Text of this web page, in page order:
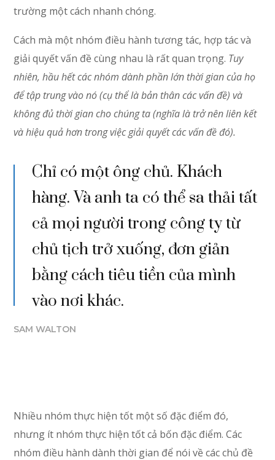
trường một cách nhanh chóng.
Cách mà một nhóm điều hành tương tác, hợp tác và
giải quyết vấn đề cùng nhau là rất quan trọng. Tuy
nhiên, hầu hết các nhóm dành phần lớn thời gian của họ
để tập trung vào nó (cụ thể là bản thân các vấn đề) và
không đủ thời gian cho chúng ta (nghĩa là trở nên liên kết
và hiệu quả hơn trong việc giải quyết các vấn đề đó).
Chỉ có một ông chủ. Khách
hàng. Và anh ta có thể sa thải tất
cả mọi người trong công ty từ
chủ tịch trở xuống, đơn giản
bằng cách tiêu tiền của mình
vào nơi khác.
SAM WALTON
Nhiều nhóm thực hiện tốt một số đặc điểm đó,
nhưng ít nhóm thực hiện tốt cả bốn đặc điểm. Các
nhóm điều hành dành thời gian để nói về các chủ đề